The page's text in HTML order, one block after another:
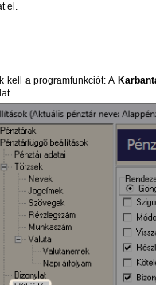
el.
kell a programfunkciót: A